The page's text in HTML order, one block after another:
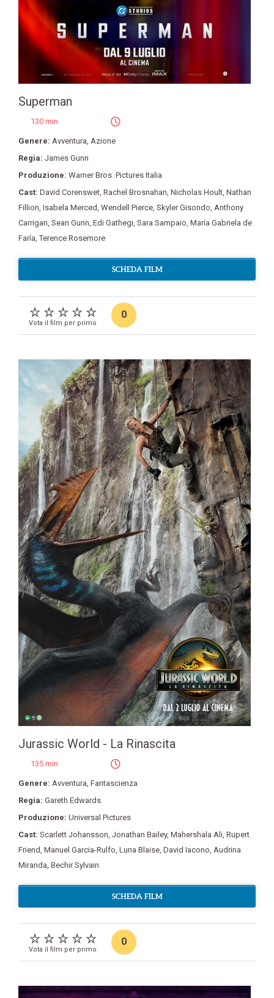
Superman
130 min
Genere: Avventura, Azione
Regia: James Gunn
Produzione: Warner Bros. Pictures Italia
Cast: David Corenswet, Rachel Brosnahan, Nicholas Hoult, Nathan
Fillion, Isabela Merced, Wendell Pierce, Skyler Gisondo, Anthony
Carrigan, Sean Gunn, Edi Gathegi, Sara Sampaio, María Gabriela de
Faría,Terence Rosemore
SCHEDA FILM
Vota il film per primo
0
Jurassic World - La Rinascita
135 min
Genere: Avventura Fantascienza
Regia: Gareth Edwards
Produzione: Universal Pictures
Cast: Scarlett Johansson Jonathan Bailey, Mahershala Ali Rupert
Friend Manuel Garcia-Rulfo Luna Blaise David Iacono Audrina
Miranda Bechir Sylvain
SCHEDA FILM
Vota il film per primo
0